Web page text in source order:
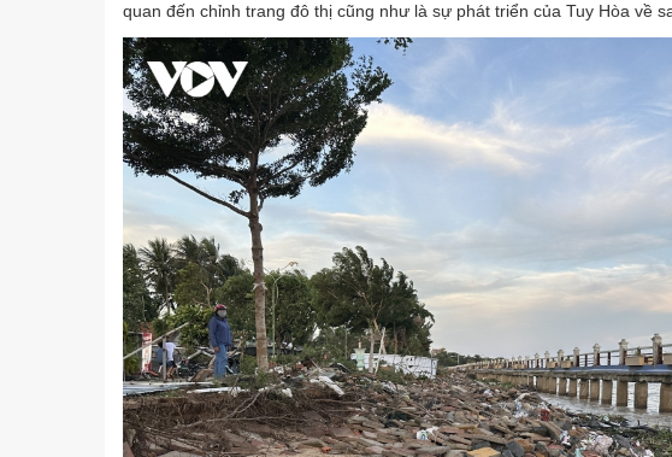
quan đến chỉnh trang đô thị cũng như là sự phát triển của Tuy Hòa về